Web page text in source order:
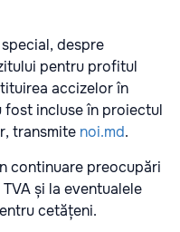
despre
pentru profitul
accizelor în
incluse în proiectul
transmite noi.md.
continuare preocupări
și la eventualele
cetățeni.